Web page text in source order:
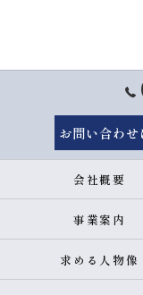
お問い合わせ
会社概要
事業案内
求める人物像